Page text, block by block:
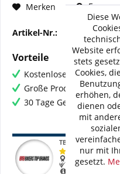
Merken Fragen
Artikel-Nr.: BI-
Vorteile
Kostenloser Versand
Große Produktauswahl
30 Tage Geld-Zurück-
Diese
Website
stets
Cookies,
erhöhen,
dienen
mit
nur mit
gesetzt.